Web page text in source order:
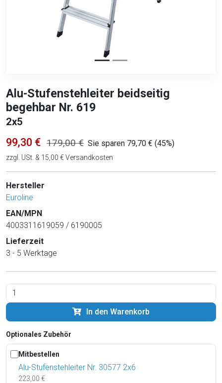
Alu-Stufenstehleiter beidseitig
begehbar Nr. 619
2x5
99,30 € 179,00 € Sie sparen 79,70 € (45%)
zzgl. USt. & 15,00 € Versandkosten
Hersteller
Euroline
EAN/MPN
4003311619059 / 6190005
Lieferzeit
3 - 5 Werktage
In den Warenkorb
Optionales Zubehör
Mitbestellen
Alu-Stufenstehleiter Nr. 30577 2x6
223,00 €